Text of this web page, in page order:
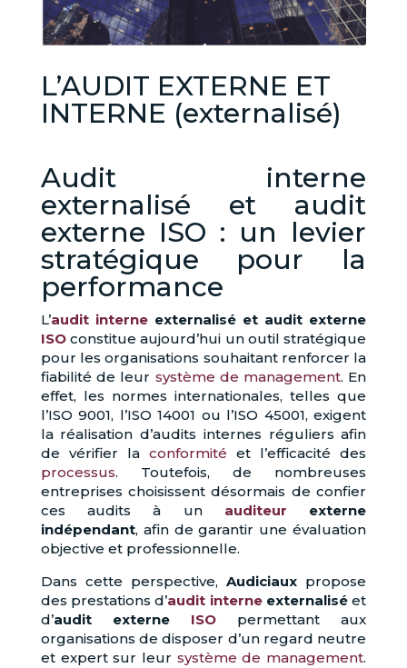
L’AUDIT EXTERNE ET
INTERNE (externalisé)
Audit interne
externalisé et audit
externe ISO : un levier
stratégique pour la
performance
L’audit interneexternalisé et audit externe
ISOconstitue aujourd’hui un outil stratégique
pour les organisations souhaitant renforcer la
fiabilité de leur système de management. En
effet, les normes internationales, telles que
l’ISO 9001, l’ISO 14001 ou l’ISO 45001, exigent
la réalisation d’audits internes réguliers afin
de vérifier la conformité et l’efficacité des
processus. Toutefois, de nombreuses
entreprises choisissent désormais de confier
ces audits à un auditeur externe
indépendant, afin de garantir une évaluation
objective et professionnelle.
Dans cette perspective,Audiciaux propose
des prestations d’audit interneexternaliséet
d’audit externe ISO permettant aux
organisations de disposer d’un regard neutre
et expert sur leur système de management.